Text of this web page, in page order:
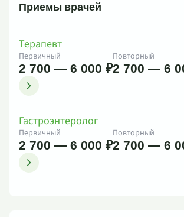
Приемы врачей
Терапевт
Первичный
2 700 — 6 000 ₽
Повторный
2 700 — 6
Гастроэнтеролог
Первичный
2 700 — 6 000 ₽
Повторный
2 700 — 6